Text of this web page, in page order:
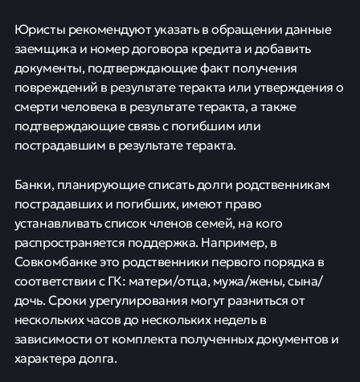
Юристы рекомендуют указать в обращении данные
заемщика и номер договора кредита и добавить
документы, подтверждающие факт получения
повреждений в результате теракта или утверждения о
смерти человека в результате теракта, а также
подтверждающие связь с погибшим или
пострадавшим в результате теракта.
Банки, планирующие списать долги родственникам
пострадавших и погибших, имеют право
устанавливать список членов семей, на кого
распространяется поддержка. Например, в
Совкомбанке это родственники первого порядка в
соответствии с ГК: матери/отца, мужа/жены, сына/
дочь. Сроки урегулирования могут разниться от
нескольких часов до нескольких недель в
зависимости от комплекта полученных документов и
характера долга.